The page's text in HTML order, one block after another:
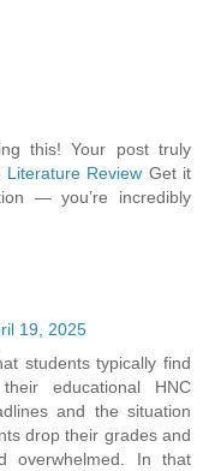
this! Your post truly
Literature Review Get it
— you’re incredibly
19, 2025
students typically find
educational HNC
and the situation
drop their grades and
overwhelmed. In that